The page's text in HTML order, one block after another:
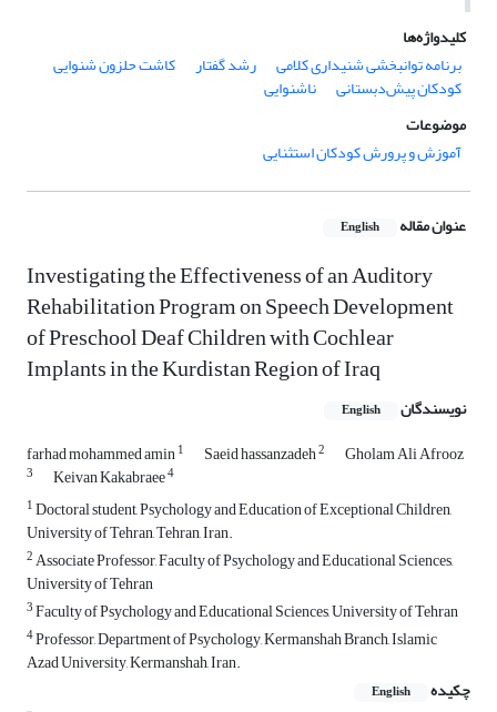
کلیدواژه‌ها
برنامه توانبخشی شنیداری کلامی
رشد گفتار کاشت حلزون شنوایی
کودکان پیش‌دبستانی
ناشنوایی
موضوعات
آموزش و پرورش کودکان استثنایی
عنوان مقاله English
Investigating the Effectiveness of an Auditory
Rehabilitation Program on Speech Development
of Preschool Deaf Children with Cochlear
Implants in the Kurdistan Region of Iraq
نویسندگان English
farhad mohammed amin1 Saeid hassanzadeh2 Gholam Ali Afrooz
3 Keivan Kakabraee4
1Doctoral student, Psychology and Education of Exceptional Children,
University of Tehran, Tehran, Iran.
2Associate Professor, Faculty of Psychology and Educational Sciences,
University of Tehran
3Faculty of Psychology and Educational Sciences, University of Tehran
4Professor, Department of Psychology, Kermanshah Branch, Islamic
Azad University, Kermanshah, Iran.
چکیده
English